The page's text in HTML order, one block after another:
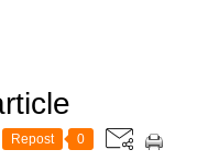
Repost 0